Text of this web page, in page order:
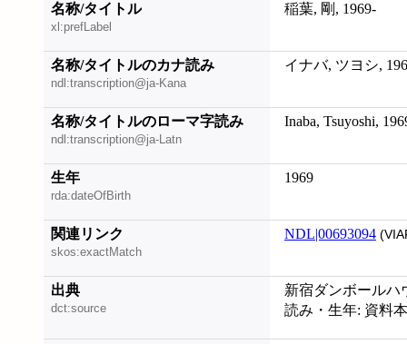
名称/タイトル
xl:prefLabel
稲葉, 剛, 1969-
名称/タイトルのカナ読み
ndl:transcription@ja-Kana
イナバ, ツヨシ,
名称/タイトルのローマ字読み
ndl:transcription@ja-Latn
Inaba, Tsuyoshi,
生年
rda:dateOfBirth
1969
関連リンク
skos:exactMatch
NDL|00693094
出典
dct:source
新宿ダンボールハ
読み・生年: 資料